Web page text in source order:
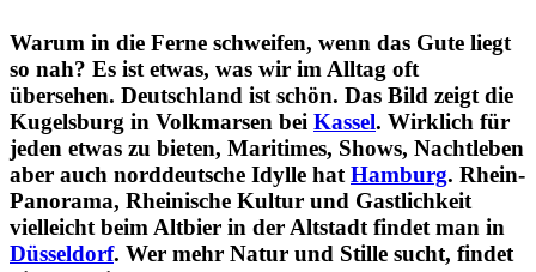
Warum in die Ferne schweifen, wenn das Gute liegt
so nah? Es ist etwas, was wir im Alltag oft
übersehen. Deutschland ist schön. Das Bild zeigt die
Kugelsburg in Volkmarsen bei Kassel. Wirklich für
jeden etwas zu bieten, Maritimes, Shows, Nachtleben
aber auch norddeutsche Idylle hat Hamburg. Rhein-
Panorama, Rheinische Kultur und Gastlichkeit
vielleicht beim Altbier in der Altstadt findet man in
Düsseldorf. Wer mehr Natur und Stille sucht, findet